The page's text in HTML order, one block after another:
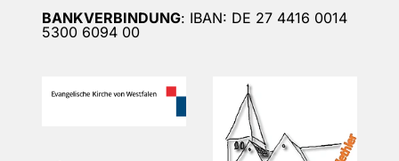
BANKVERBINDUNG: IBAN: DE 27 4416 0014
5300 6094 00